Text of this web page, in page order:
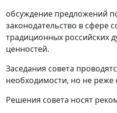
обсуждение предложений
законодательство в сфере
традиционных российских
ценностей.
Заседания совета
необходимости, но не реже
Решения совета носят